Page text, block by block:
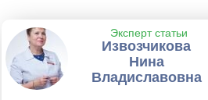
Эксперт статьи
Извозчикова
Нина
Владиславовна